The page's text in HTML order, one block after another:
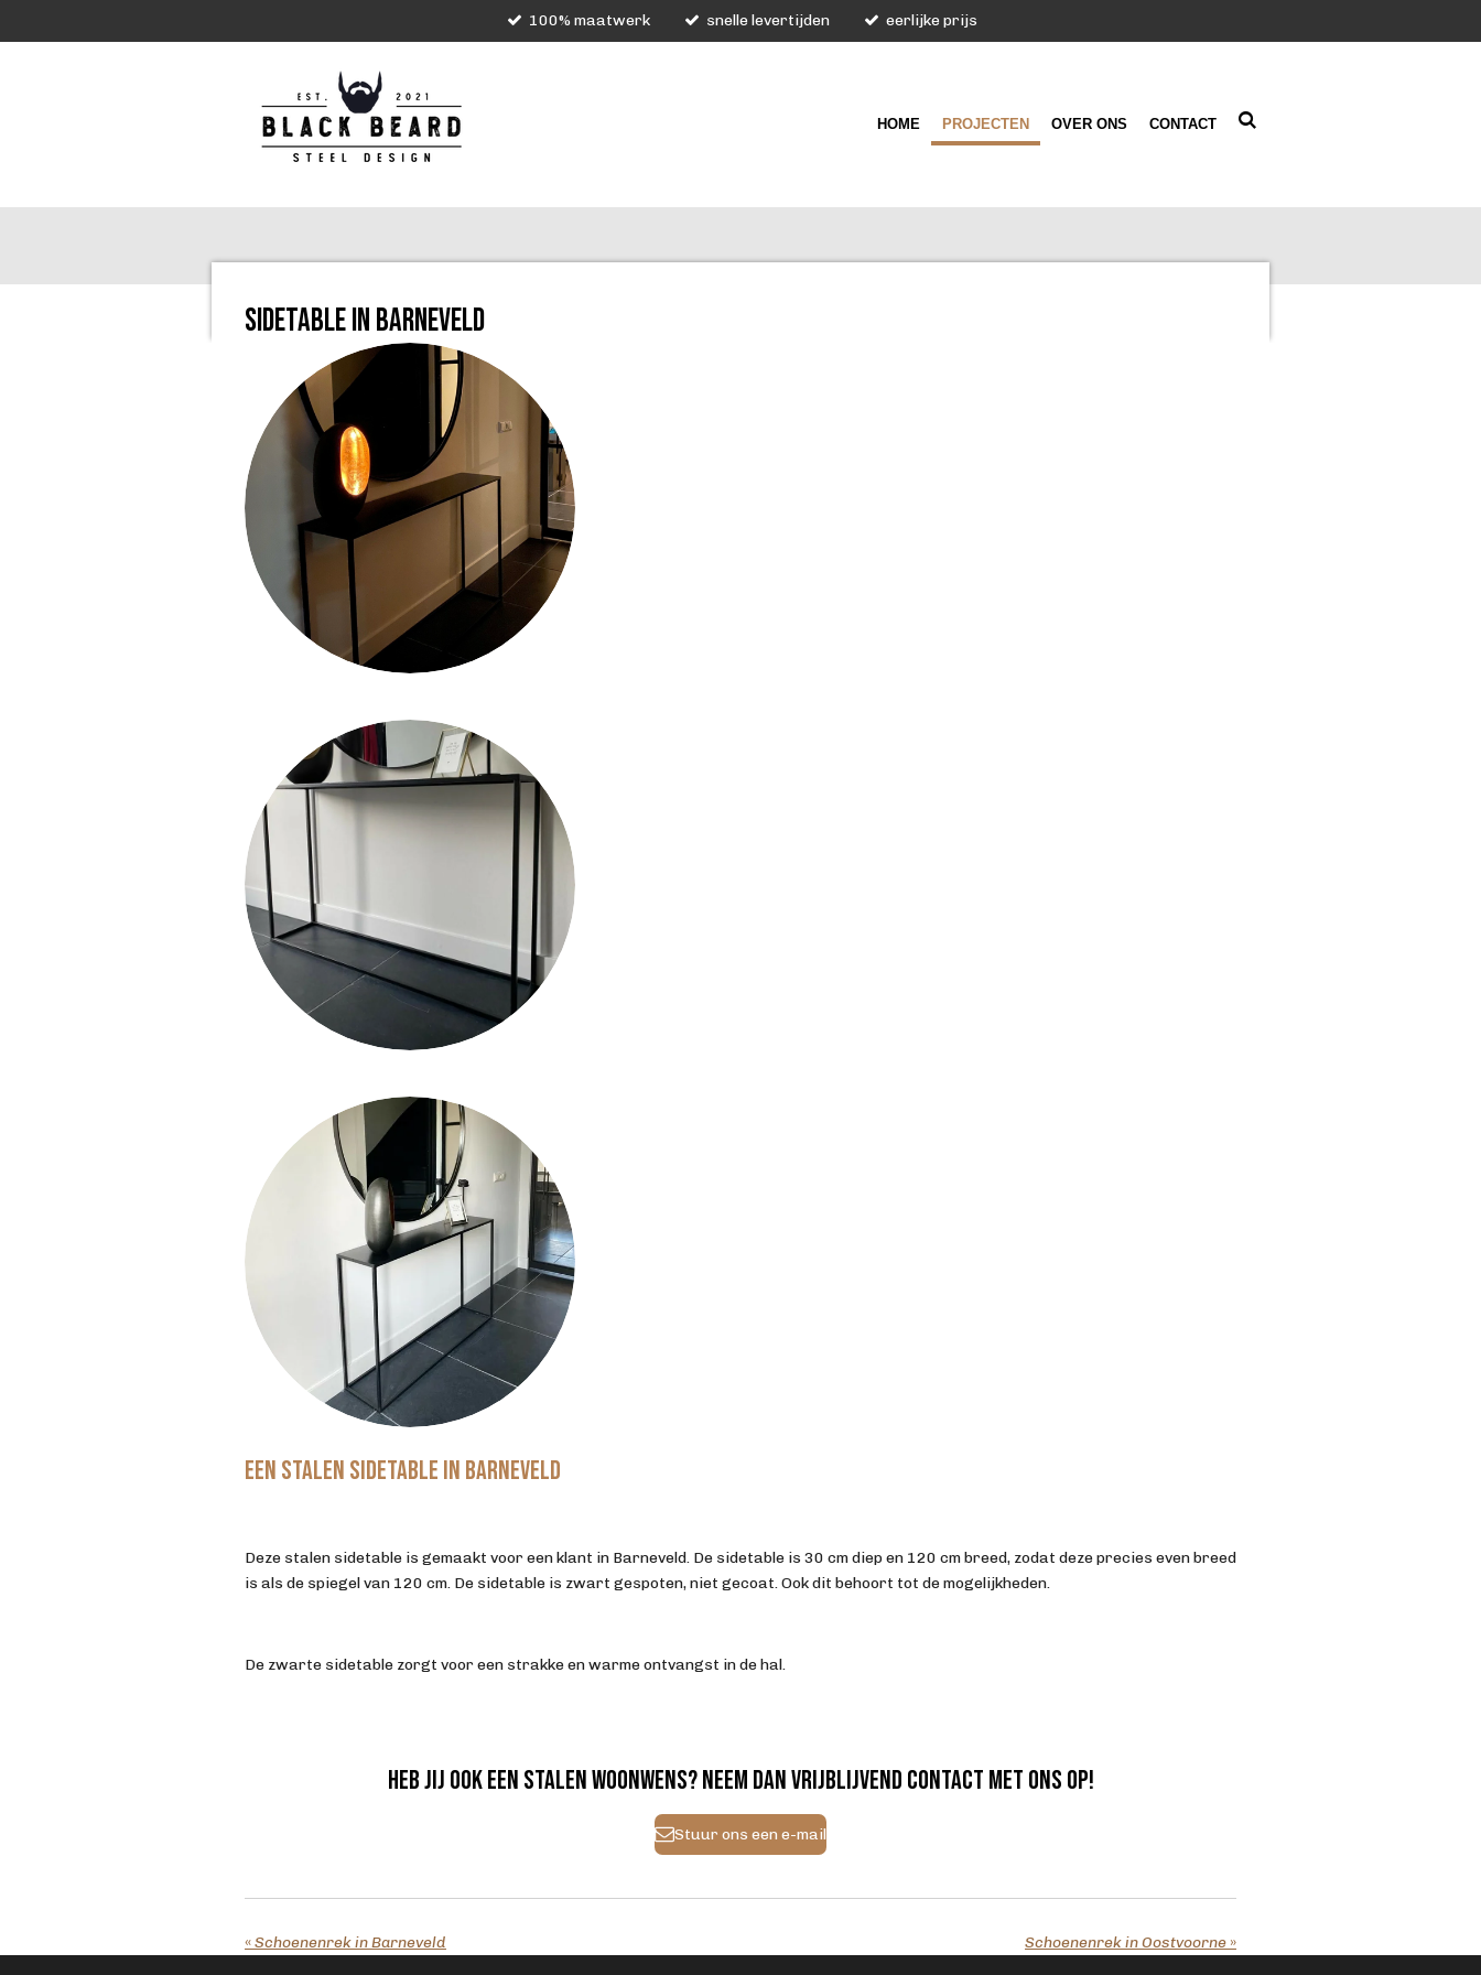
direct
100% maatwerk snelle levertijden eerlijke prijs
HOME PROJECTEN OVER ONS CONTACT
Sidetable in Barneveld
Een stalen sidetable in Barneveld
Deze stalen sidetable is gemaakt voor een klant in Barneveld. De sidetable is 30 cm diep en 120 cm breed, zodat deze precies even breed
is als de spiegel van 120 cm. De sidetable is zwart gespoten, niet gecoat. Ook dit behoort tot de mogelijkheden.
De zwarte sidetable zorgt voor een strakke en warme ontvangst in de hal.
Heb jij ook een stalen woonwens? Neem dan vrijblijvend contact met ons op!
Stuur ons een e-mail
«Schoenenrek in Barneveld Schoenenrek in Oostvoorne »